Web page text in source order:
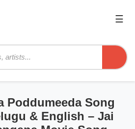
☰
Poddumeeda Song
& English – Jai